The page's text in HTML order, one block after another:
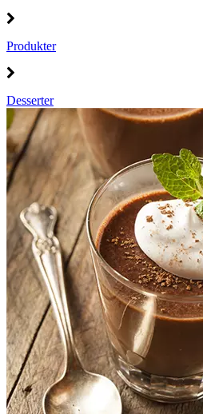
Produkter
Desserter